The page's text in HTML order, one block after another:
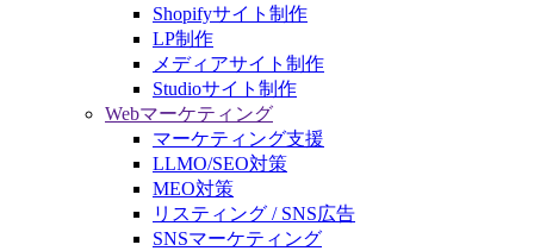
Shopifyサイト制作
LP制作
メディアサイト制作
Studioサイト制作
Webマーケティング
マーケティング支援
LLMO/SEO対策
MEO対策
リスティング / SNS広告
SNSマーケティング